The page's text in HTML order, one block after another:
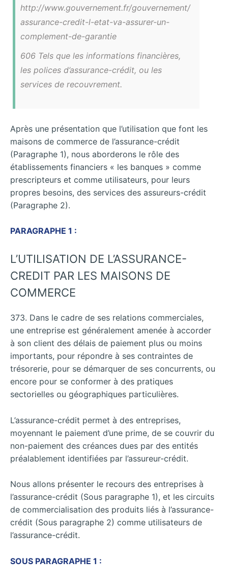
http://www.gouvernement.fr/gouvernement/
assurance-credit-l-etat-va-assurer-un-
complement-de-garantie
606 Tels que les informations financières,
les polices d’assurance-crédit, ou les
services de recouvrement.
Après une présentation que l’utilisation que font les
maisons de commerce de l’assurance-crédit
(Paragraphe 1), nous aborderons le rôle des
établissements financiers « les banques » comme
prescripteurs et comme utilisateurs, pour leurs
propres besoins, des services des assureurs-crédit
(Paragraphe 2).
PARAGRAPHE 1 :
L’UTILISATION DE L’ASSURANCE-
CREDIT PAR LES MAISONS DE
COMMERCE
373. Dans le cadre de ses relations commerciales,
une entreprise est généralement amenée à accorder
à son client des délais de paiement plus ou moins
importants, pour répondre à ses contraintes de
trésorerie, pour se démarquer de ses concurrents, ou
encore pour se conformer à des pratiques
sectorielles ou géographiques particulières.
L’assurance-crédit permet à des entreprises,
moyennant le paiement d’une prime, de se couvrir du
non-paiement des créances dues par des entités
préalablement identifiées par l’assureur-crédit.
Nous allons présenter le recours des entreprises à
l’assurance-crédit (Sous paragraphe 1), et les circuits
de commercialisation des produits liés à l’assurance-
crédit (Sous paragraphe 2) comme utilisateurs de
l’assurance-crédit.
SOUS PARAGRAPHE 1 :